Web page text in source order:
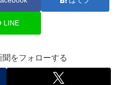
LINE
をフォローする